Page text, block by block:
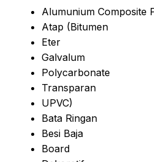
Alumunium Composite
Atap (Bitumen
Eter
Galvalum
Polycarbonate
Transparan
UPVC)
Bata Ringan
Besi Baja
Board